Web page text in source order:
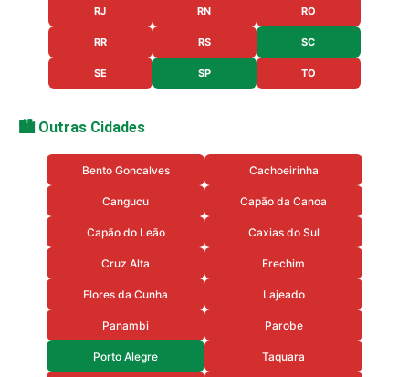
RJ RN RO
RR RS SC
SE SP TO
🏙️ Outras Cidades
Bento Goncalves Cachoeirinha
Cangucu Capão da Canoa
Capão do Leão Caxias do Sul
Cruz Alta Erechim
Flores da Cunha Lajeado
Panambi Parobe
Porto Alegre Taquara